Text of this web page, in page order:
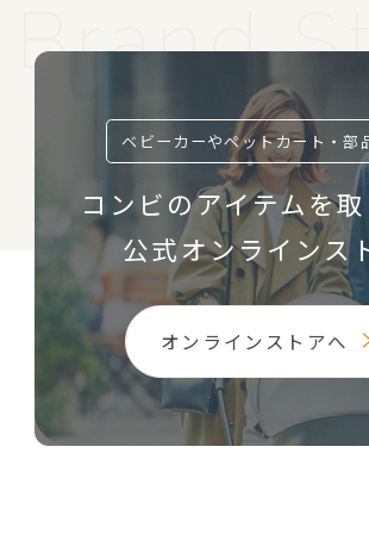
ベビーカーやペットカート・部
コンビのアイテムを
公式オンラインス
オンラインストアへ